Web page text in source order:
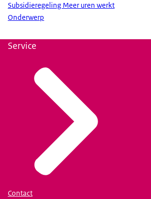
Subsidieregeling Meer uren werkt
Onderwerp
Service
Contact